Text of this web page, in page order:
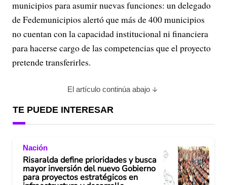
municipios para asumir nuevas funciones: un delegado
de Fedemunicipios alertó que más de 400 municipios
no cuentan con la capacidad institucional ni financiera
para hacerse cargo de las competencias que el proyecto
pretende transferirles.
El artículo continúa abajo
TE PUEDE INTERESAR
Nación
Risaralda define prioridades y busca
mayor inversión del nuevo Gobierno
para proyectos estratégicos en